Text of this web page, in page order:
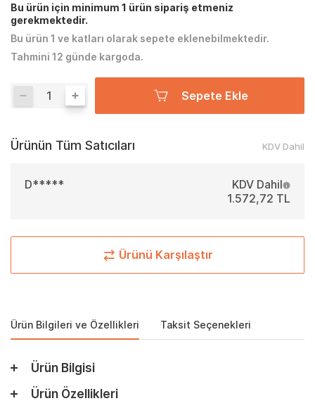
Bu ürün için minimum 1 ürün sipariş etmeniz
gerekmektedir.
Bu ürün 1 ve katları olarak sepete eklenebilmektedir.
Tahmini 12 günde kargoda.
Sepete Ekle
Ürünün Tüm Satıcıları KDV Dahil
D*****
KDV Dahil
1.572,72 TL
Ürünü Karşılaştır
Ürün Bilgileri ve Özellikleri Taksit Seçenekleri
Ürün Bilgisi
Ürün Özellikleri